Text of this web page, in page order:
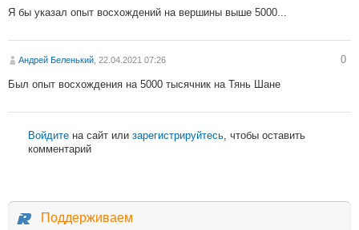
Я бы указал опыт восхождений на вершины выше 5000...
Андрей Беленький , 22.04.2021 07:26 0
Был опыт восхождения на 5000 тысячник на Тянь Шане
Войдите на сайт или зарегистрируйтесь, чтобы оставить
комментарий
Поддерживаем